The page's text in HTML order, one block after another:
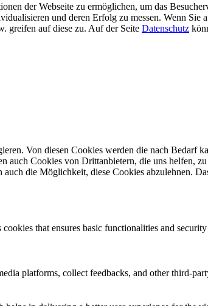
der Webseite zu ermöglichen, um das
und deren Erfolg zu messen. Wenn
greifen auf diese zu. Auf der Seite Datenschutz
Von diesen Cookies werden die nach Bedarf
Cookies von Drittanbietern, die uns helfen,
die Möglichkeit, diese Cookies abzulehnen.
that ensures basic functionalities and
platforms, collect feedbacks, and other third-